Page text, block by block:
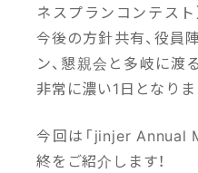
2025/08/28
＃入社エントリ｜ユーザー
体験を大切にするものづく
りがしたい！Web広告デザ
イナーから転身した私のリ
仕事・チーム
ネスプランコンテスト
今後の方針共有、役員
ン、懇親会と多岐に渡
非常に濃い1日となりま
今回は「jinjer Annual
終をご紹介します！